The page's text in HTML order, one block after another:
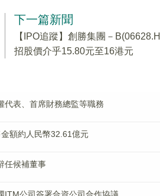
下一篇新聞
【IPO追蹤】創勝集團－
招股價介乎15.80元至16港元
代表、首席財務總監等職務
額約人民幣32.61億元
任候補董事